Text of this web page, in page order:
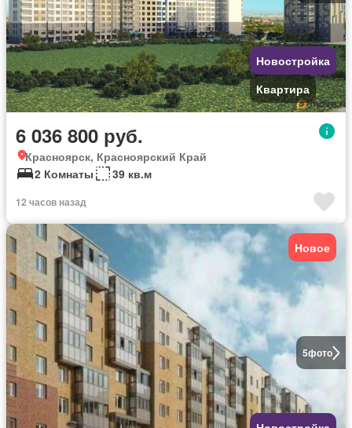
Новостройка
Квартира
6 036 800 руб.
Красноярск, Красноярский Край
2 Комнаты
39 кв.м
12 часов назад
5фото
Новое